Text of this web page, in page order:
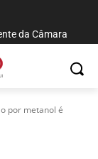
da Câmara
violência contra
por metanol é